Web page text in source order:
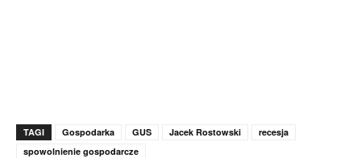
TAGI Gospodarka GUS Jacek Rostowski
recesja
spowolnienie gospodarcze